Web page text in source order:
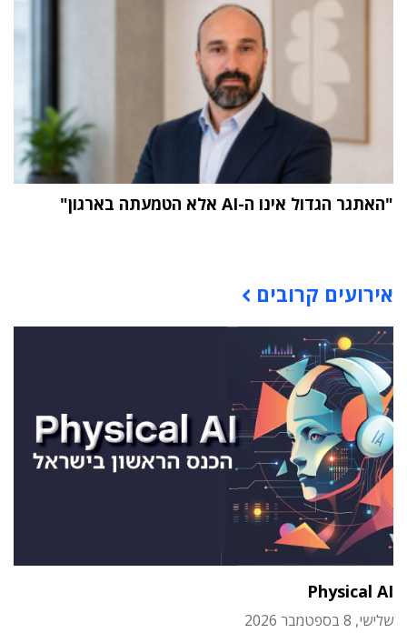
"האתגר הגדול אינו ה-AI אלא הטמעתה בארגון"
אירועים קרובים
Physical AI
שלישי, 8 בספטמבר 2026